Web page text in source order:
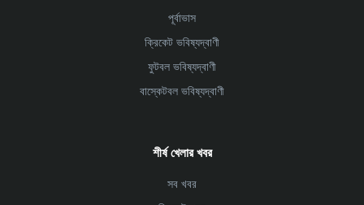
পূর্বাভাস
ক্রিকেট ভবিষ্যদ্বাণী
ফুটবল ভবিষ্যদ্বাণী
বাস্কেটবল ভবিষ্যদ্বাণী
শীর্ষ খেলার খবর
সব খবর